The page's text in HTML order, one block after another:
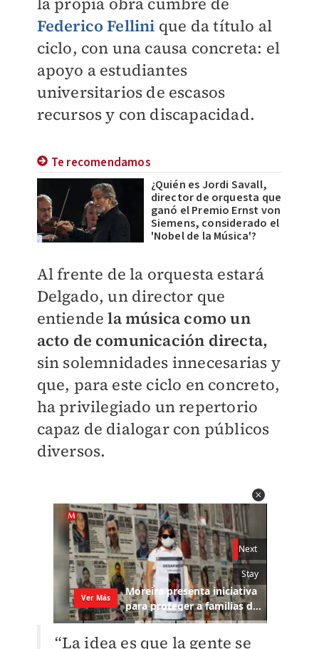
Federico Fellini que da título al
ciclo, con una causa concreta: el
apoyo a estudiantes
universitarios de escasos
recursos y con discapacidad.
Te recomendamos
¿Quién es Jordi Savall,
director de orquesta que
ganó el Premio Ernst von
Siemens, considerado el
'Nobel de la Música'?
Al frente de la orquesta estará
Delgado, un director que
entiendela música como un
acto de comunicación directa,
sin solemnidades innecesarias y
que, para este ciclo en concreto,
ha privilegiado un repertorio
capaz de dialogar con públicos
diversos.
“La idea es que la gente se